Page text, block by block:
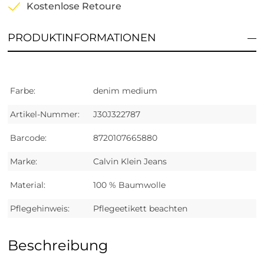
Kostenlose Retoure
PRODUKTINFORMATIONEN
Farbe: denim medium
Artikel-Nummer: J30J322787
Barcode: 8720107665880
Marke: Calvin Klein Jeans
Material: 100 % Baumwolle
Pflegehinweis: Pflegeetikett beachten
Beschreibung